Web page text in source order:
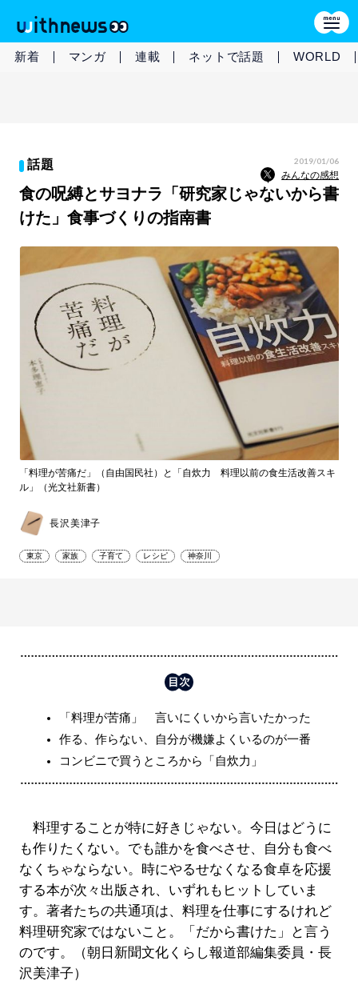
新着 マンガ 連載 ネットで話題 WORLD
話題 2019/01/06
みんなの感想
食の呪縛とサヨナラ「研究家じゃないから書
けた」食事づくりの指南書
「料理が苦痛だ」（自由国民社）と「自炊力 料理以前の食生活改善スキ
ル」（光文社新書）
長沢美津子
東京 家族 子育て レシピ 神奈川
「料理が苦痛」 言いにくいから言いたかった
作る、作らない、自分が機嫌よくいるのが一番
コンビニで買うところから「自炊力」
料理することが特に好きじゃない。今日はどうに
も作りたくない。でも誰かを食べさせ、自分も食べ
なくちゃならない。時にやるせなくなる食卓を応援
する本が次々出版され、いずれもヒットしていま
す。著者たちの共通項は、料理を仕事にするけれど
料理研究家ではないこと。「だから書けた」と言う
のです。（朝日新聞文化くらし報道部編集委員・長
沢美津子）